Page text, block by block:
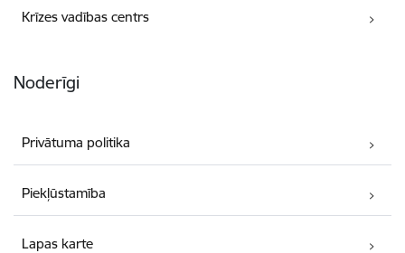
Krīzes vadības centrs
Noderīgi
Privātuma politika
Piekļūstamība
Lapas karte